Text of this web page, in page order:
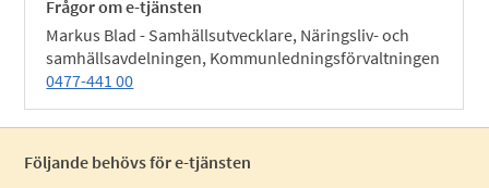
Frågor om e-tjänsten
Markus Blad - Samhällsutvecklare, Näringsliv- och
samhällsavdelningen, Kommunledningsförvaltningen
0477-441 00
Följande behövs för e-tjänsten